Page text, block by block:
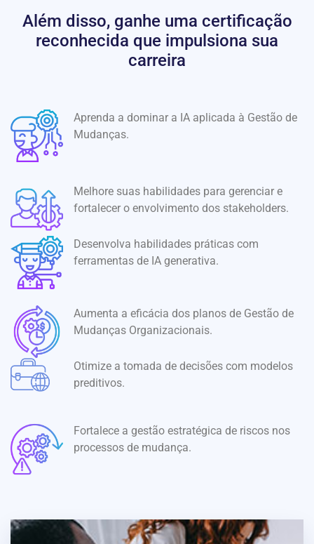
Além disso, ganhe uma certificação
reconhecida que impulsiona sua
carreira
Aprenda a dominar a IA aplicada à Gestão de
Mudanças.
Melhore suas habilidades para gerenciar e
fortalecer o envolvimento dos stakeholders.
Desenvolva habilidades práticas com
ferramentas de IA generativa.
Aumenta a eficácia dos planos de Gestão de
Mudanças Organizacionais.
Otimize a tomada de decisões com modelos
preditivos.
Fortalece a gestão estratégica de riscos nos
processos de mudança.